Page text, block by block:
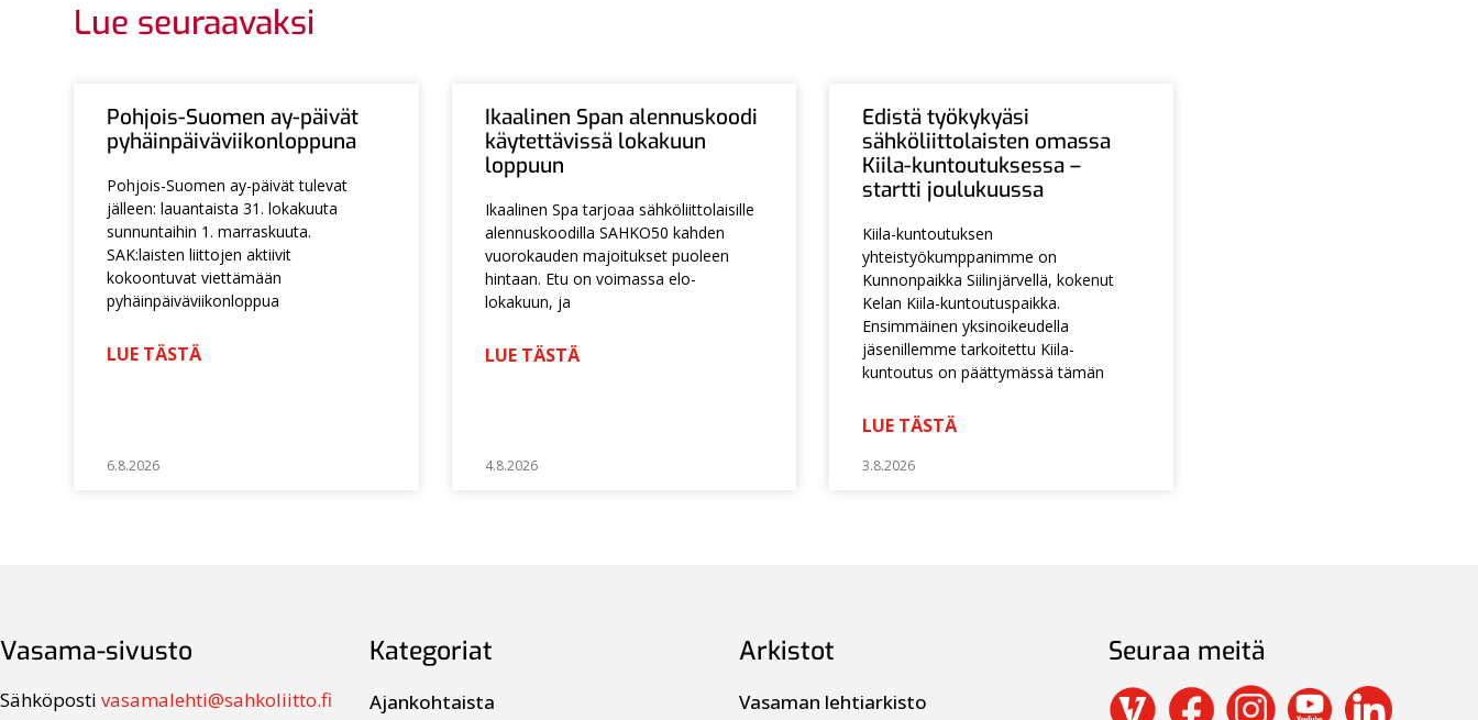
Lue seuraavaksi
Pohjois-Suomen ay-päivät
pyhäinpäiväviikonloppuna
Pohjois-Suomen ay-päivät tulevat
jälleen: lauantaista 31. lokakuuta
sunnuntaihin 1. marraskuuta.
SAK:laisten liittojen aktiivit
kokoontuvat viettämään
pyhäinpäiväviikonloppua
LUE TÄSTÄ
6.8.2026
Ikaalinen Span alennuskoodi
käytettävissä lokakuun
loppuun
Ikaalinen Spa tarjoaa sähköliittolaisille
alennuskoodilla SAHKO50 kahden
vuorokauden majoitukset puoleen
hintaan. Etu on voimassa elo-
lokakuun, ja
LUE TÄSTÄ
4.8.2026
Edistä työkykyäsi
sähköliittolaisten omassa
Kiila-kuntoutuksessa –
startti joulukuussa
Kiila-kuntoutuksen
yhteistyökumppanimme on
Kunnonpaikka Siilinjärvellä, kokenut
Kelan Kiila-kuntoutuspaikka.
Ensimmäinen yksinoikeudella
jäsenillemme tarkoitettu Kiila-
kuntoutus on päättymässä tämän
LUE TÄSTÄ
3.8.2026
Vasama-sivusto
Sähköposti vasamalehti@sahkoliitto.fi
Kategoriat
Ajankohtaista
Arkistot
Vasaman lehtiarkisto
Seuraa meitä